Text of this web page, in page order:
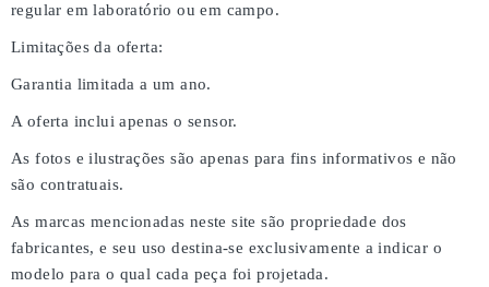
regular em laboratório ou em campo.
Limitações da oferta:
Garantia limitada a um ano.
A oferta inclui apenas o sensor.
As fotos e ilustrações são apenas para fins informativos e não
são contratuais.
As marcas mencionadas neste site são propriedade dos
fabricantes, e seu uso destina-se exclusivamente a indicar o
modelo para o qual cada peça foi projetada.